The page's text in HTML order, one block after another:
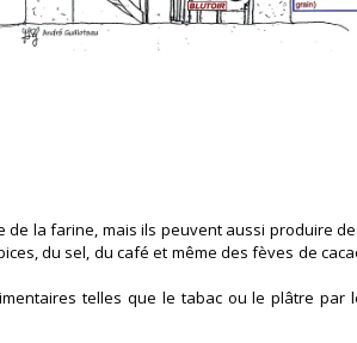
la farine, mais ils peuvent aussi produire
du sel, du café et même des fèves de
telles que le tabac ou le plâtre par